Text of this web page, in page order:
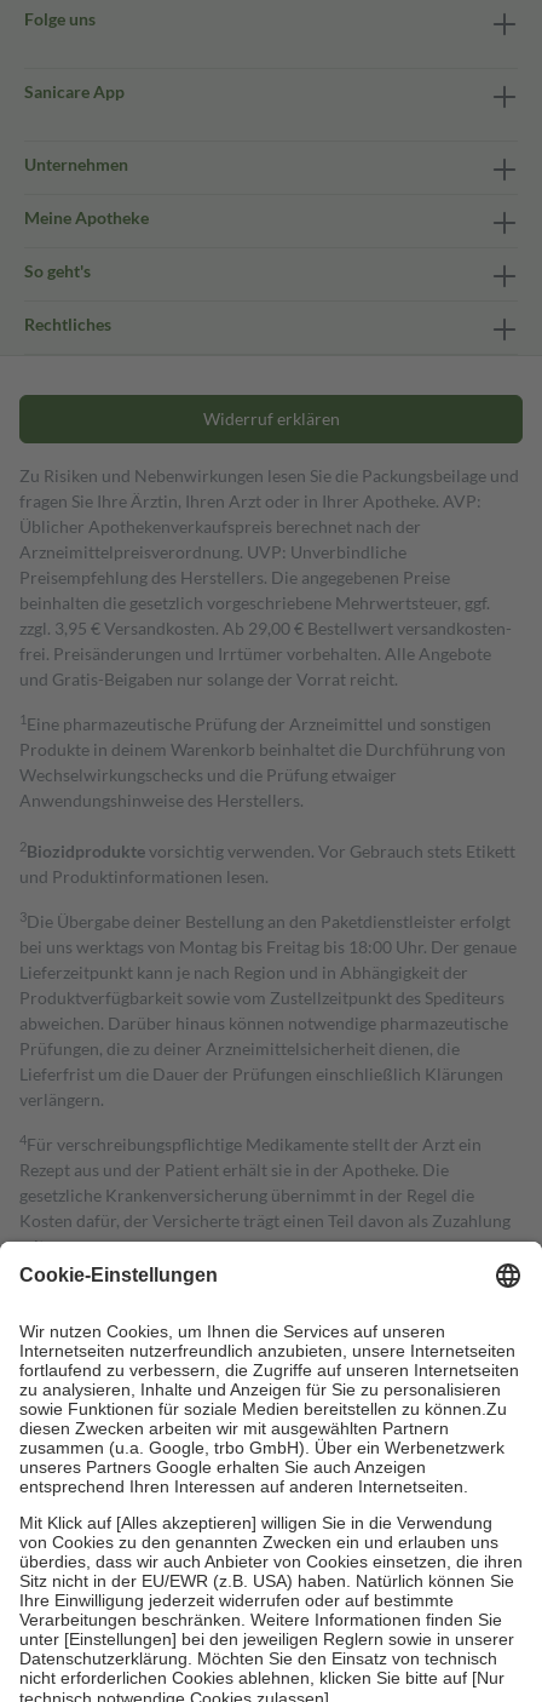
Folge uns
Sanicare App
Unternehmen
Meine Apotheke
So geht's
Rechtliches
Widerruf erklären
Zu Risiken und Nebenwirkungen lesen Sie die Packungsbeilage und
fragen Sie Ihre Ärztin, Ihren Arzt oder in Ihrer Apotheke. AVP:
Üblicher Apothekenverkaufspreis berechnet nach der
Arzneimittelpreisverordnung. UVP: Unverbindliche
Preisempfehlung des Herstellers. Die angegebenen Preise
beinhalten die gesetzlich vorgeschriebene Mehrwertsteuer, ggf.
zzgl. 3,95 € Versandkosten. Ab 29,00 € Bestell­wert versand­kosten­
frei. Preisänderungen und Irrtümer vorbehalten. Alle Angebote
und Gratis-Beigaben nur solange der Vorrat reicht.
1 Eine pharmazeutische Prüfung der Arzneimittel und sonstigen
Produkte in deinem Warenkorb beinhaltet die Durchführung von
Wechselwirkungschecks und die Prüfung etwaiger
Anwendungshinweise des Herstellers.
2Biozidproduktevorsichtig verwenden. Vor Gebrauch stets Etikett
und Produktinformationen lesen.
3Die Übergabe deiner Bestellung an den Paketdienstleister erfolgt
bei uns werktags von Montag bis Freitag bis 18:00 Uhr. Der genaue
Lieferzeitpunkt kann je nach Region und in Abhängigkeit der
Produktverfügbarkeit sowie vom Zustellzeitpunkt des Spediteurs
abweichen. Darüber hinaus können notwendige pharmazeutische
Prüfungen, die zu deiner Arzneimittelsicherheit dienen, die
Lieferfrist um die Dauer der Prüfungen einschließlich Klärungen
verlängern.
4Für verschreibungspflichtige Medikamente stellt der Arzt ein
Rezept aus und der Patient erhält sie in der Apotheke. Die
gesetzliche Krankenversicherung übernimmt in der Regel die
Kosten dafür, der Versicherte trägt einen Teil davon als Zuzahlung
mit.
Grundsätzlich leisten Mitglieder Zuzahlungen in Höhe von zehn
höchstens zehn Euro.
Es sind jedoch nie mehr als die tatsächlichen
Kosten der Leistung zu entrichten.
Diese Regeln gelten grundsätzlich auch für Online-Apotheken.
Bei Heilmitteln und häuslicher Krankenpflege beträgt die
Zuzahlung zehn Prozent der Kosten sowie zehn Euro je
Verordnung.
Um das Engagement der Versicherten für ihre eigene Gesundheit zu
stärken und die besondere Stellung der Familie zu unterstützen,
fallenkeine Zuzahlungenan bei:
• Kindern und Jugendlichen bis zum vollendeten 18. Lebensjahr
mit Ausnahme der Fahrkosten
• Untersuchungen zur Vorsorge und Früherkennung, die von der
GKV getragen werden
• empfohlenen Schutzimpfungen
• Harn- und Blutteststreifen